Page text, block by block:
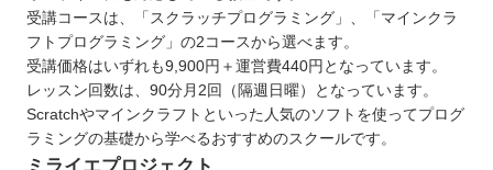
受講コースは、「スクラッチプログラミング」、「マインクラ
フトプログラミング」の2コースから選べます。
受講価格はいずれも9,900円＋運営費440円となっています。
レッスン回数は、90分月2回（隔週日曜）となっています。
Scratchやマインクラフトといった人気のソフトを使ってプログ
ラミングの基礎から学べるおすすめのスクールです。